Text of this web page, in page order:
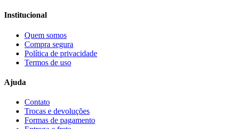
Institucional
Quem somos
Compra segura
Política de privacidade
Termos de uso
Ajuda
Contato
Trocas e devoluções
Formas de pagamento